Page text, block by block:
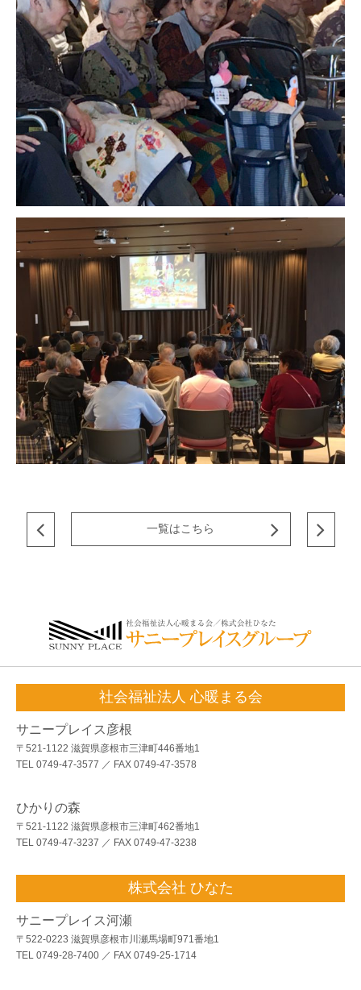
一覧はこちら
社会福祉法人 心暖まる会
サニープレイス彦根
〒521-1122 滋賀県彦根市三津町446番地1
TEL 0749-47-3577 ／ FAX 0749-47-3578
ひかりの森
〒521-1122 滋賀県彦根市三津町462番地1
TEL 0749-47-3237 ／ FAX 0749-47-3238
株式会社 ひなた
サニープレイス河瀬
〒522-0223 滋賀県彦根市川瀬馬場町971番地1
TEL 0749-28-7400 ／ FAX 0749-25-1714